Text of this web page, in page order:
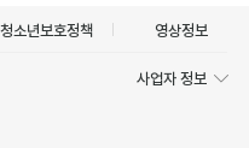
청소년보호정책 영상정보
사업자 정보